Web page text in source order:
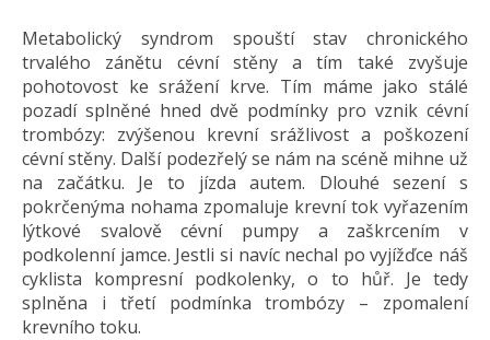
Metabolický syndrom spouští stav chronického
trvalého zánětu cévní stěny a tím také zvyšuje
pohotovost ke srážení krve. Tím máme jako stálé
pozadí splněné hned dvě podmínky pro vznik cévní
trombózy: zvýšenou krevní srážlivost a poškození
cévní stěny. Další podezřelý se nám na scéně mihne už
na začátku. Je to jízda autem. Dlouhé sezení s
pokrčenýma nohama zpomaluje krevní tok vyřazením
lýtkové svalově cévní pumpy a zaškrcením v
podkolenní jamce. Jestli si navíc nechal po vyjížďce náš
cyklista kompresní podkolenky, o to hůř. Je tedy
splněna i třetí podmínka trombózy – zpomalení
krevního toku.